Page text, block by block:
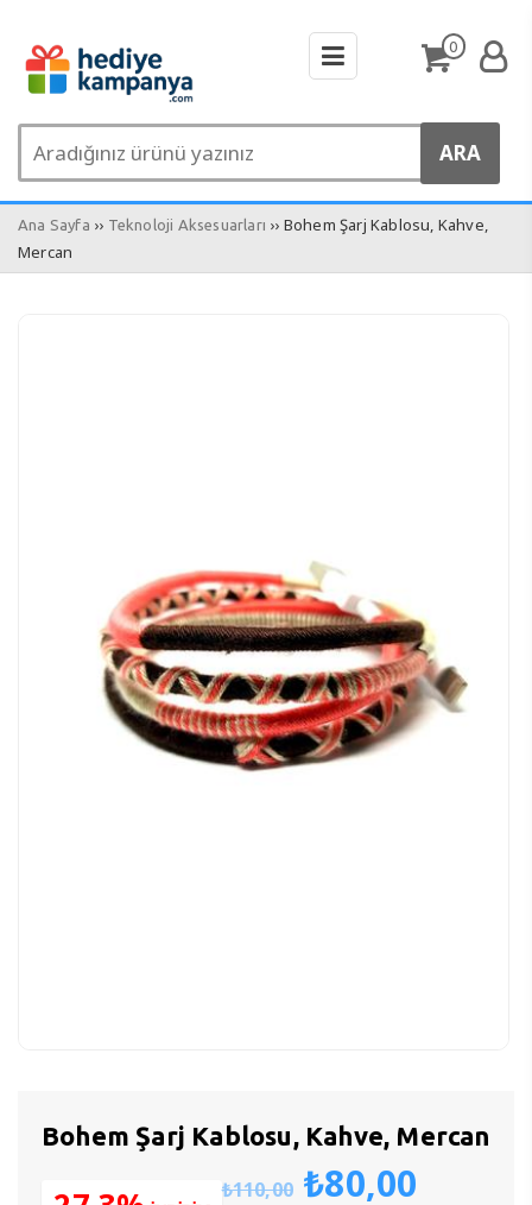
0
Ana Sayfa ›› Teknoloji Aksesuarları ›› Bohem Şarj Kablosu, Kahve,
Mercan
Bohem Şarj Kablosu, Kahve, Mercan
₺110,00 Orijinal
₺80,00